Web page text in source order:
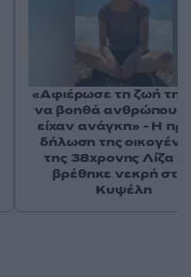
«Αφιέρωσε τη ζωή της
να βοηθά ανθρώπους
είχαν ανάγκη» - Η
δήλωση της
της 38χρονης Λίζα
βρέθηκε νεκρή
Κυψέλη